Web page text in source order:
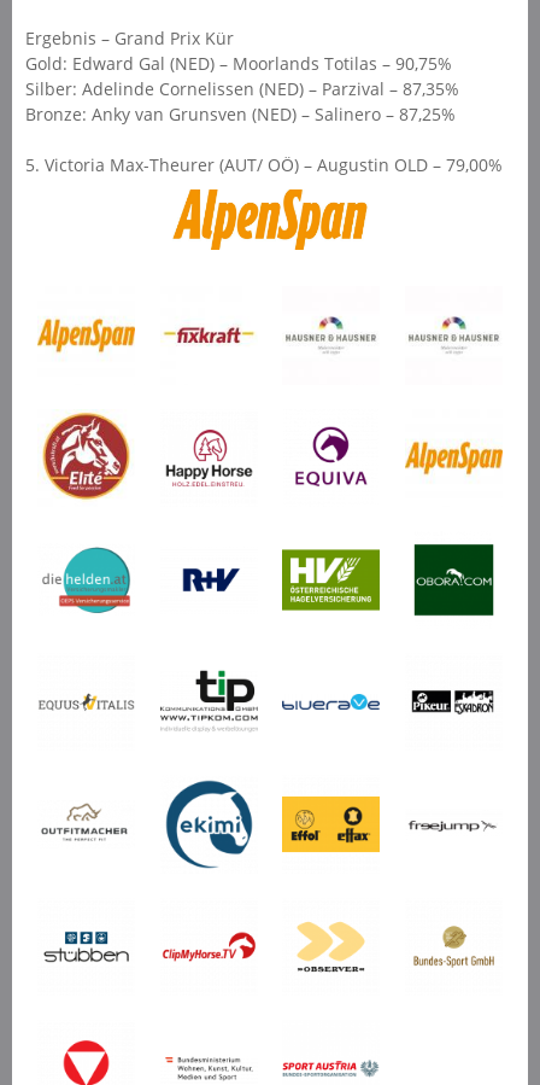
Ergebnis – Grand Prix Kür
Gold: Edward Gal (NED) – Moorlands Totilas – 90,75%
Silber: Adelinde Cornelissen (NED) – Parzival – 87,35%
Bronze: Anky van Grunsven (NED) – Salinero – 87,25%
5. Victoria Max-Theurer (AUT/ OÖ) – Augustin OLD – 79,00%